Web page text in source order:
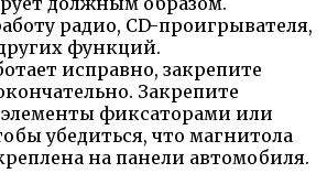
радио, CD-проигрывателя,
функций.
исправно, закрепите
Закрепите
фиксаторами или
убедиться, что магнитола
на панели автомобиля.